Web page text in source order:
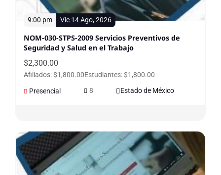
9:00 pm Vie 14 Ago, 2026
NOM-030-STPS-2009 Servicios Preventivos de
Seguridad y Salud en el Trabajo
$2,300.00
Afiliados: $1,800.00Estudiantes: $1,800.00
Presencial
8 Estado de México